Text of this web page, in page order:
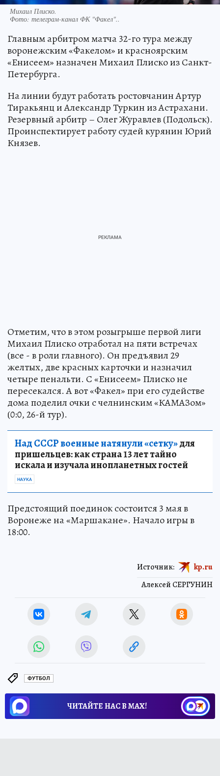
Михаил Плиско.
Фото: телеграм-канал ФК "Факел"..
Главным арбитром матча 32-го тура между
воронежским «Факелом» и красноярским
«Енисеем» назначен Михаил Плиско из Санкт-
Петербурга.
На линии будут работать ростовчанин Артур
Тиракьянц и Александр Туркин из Астрахани.
Резервный арбитр – Олег Журавлев (Подольск).
Проинспектирует работу судей курянин Юрий
Князев.
Отметим, что в этом розыгрыше первой лиги
Михаил Плиско отработал на пяти встречах
(все - в роли главного). Он предъявил 29
желтых, две красных карточки и назначил
четыре пенальти. С «Енисеем» Плиско не
пересекался. А вот «Факел» при его судействе
дома поделил очки с челнинским «КАМАЗом»
(0:0, 26-й тур).
Над СССР военные натянули «сетку»для
пришельцев: как страна 13 лет тайно
искала и изучала инопланетных гостей
НАУКА
Предстоящий поединок состоится 3 мая в
Воронеже на «Маршакане». Начало игры в
18:00.
Алексей СЕРГУНИН
Источник: kp.ru
ФУТБОЛ
ЧИТАЙТЕ НАС В МАХ!